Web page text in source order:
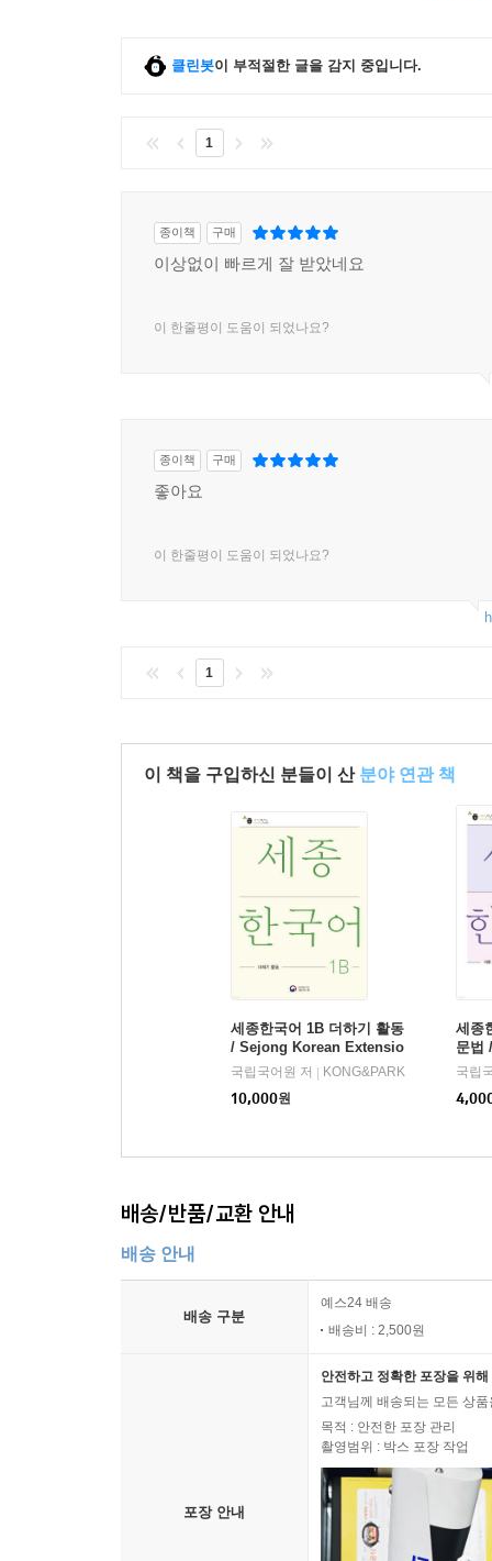
클린봇이 부적절한 글을 감지 중입니다.
1
종이책 구매
이상없이 빠르게 잘 받았네요
이 한줄평이 도움이 되었나요?
종이책 구매
좋아요
이 한줄평이 도움이 되었나요?
1
이 책을 구입하신 분들이 산 분야 연관 책
세종한국어 1B 더하기 활동
/ Sejong Korean Extensio
n Activity Book 1B
국립국어원 저
KONG&PARK
10,000원
세종
문법
국립
배송/반품/교환 안내
배송 안내
배송 구분
예스24 배송
배송비 : 2,500원
포장 안내
안전하고 정확한 포장을 위
고객님께 배송되는 모든 상
목적 : 안전한 포장 관리
촬영범위 : 박스 포장 작업